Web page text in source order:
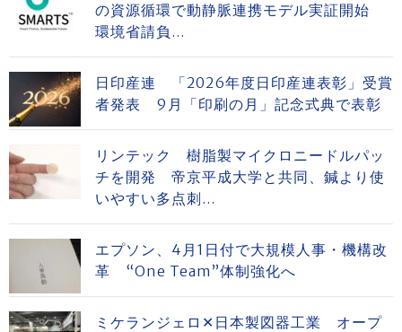
の資源循環で動静脈連携モデル実証開始
環境省請負...
日印産連 「2026年度日印産連表彰」受賞
者発表 9月「印刷の月」記念式典で表彰
リンテック 樹脂製マイクロニードルパッ
チを開発 帝京平成大学と共同、鍼より使
いやすい多点刺...
エプソン、4月1日付で大規模人事・機構改
革 “One Team”体制強化へ
ミケランジェロ✕日本製図器工業 オープ